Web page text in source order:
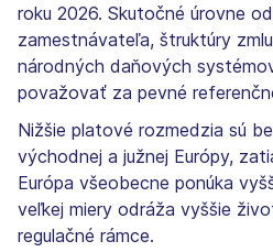
roku 2026. Skutočné úrovne
zamestnávateľa, štruktúry
národných daňových
považovať za pevné
Nižšie platové rozmedzia sú
východnej a južnej Európy,
Európa všeobecne ponúka
veľkej miery odráža vyššie
regulačné rámce.